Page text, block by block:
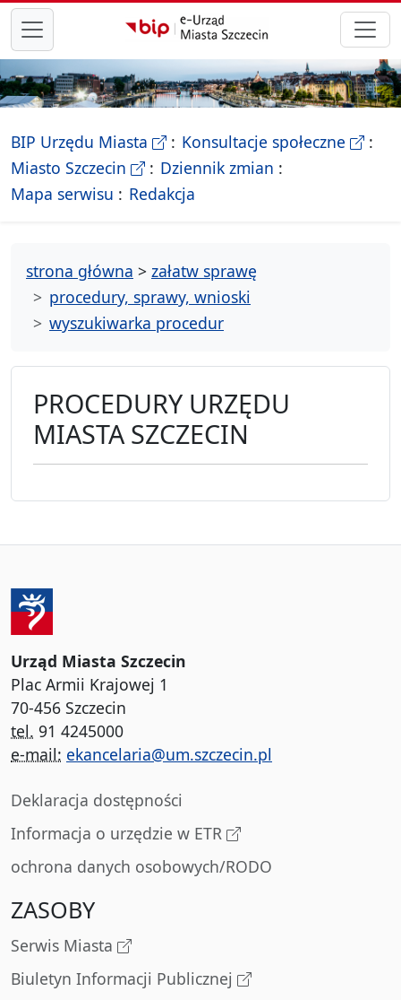
przejdź do głównego menu
BIP Urzędu Miasta - Biletyn Informacji Publicznej
Konsultacje społeczne-
Miasto Szczecin - Oficjalna strona Miasta Szczecin
Dziennik zmian
Mapa serwisu - drzewko rozdziałów
Redakcja
strona główna > załatw sprawę
procedury, sprawy, wnioski
wyszukiwarka procedur
PROCEDURY URZĘDU
MIASTA SZCZECIN
Urząd Miasta Szczecin
Plac Armii Krajowej 1
70-456 Szczecin
tel. 91 4245000
e-mail: ekancelaria@um.szczecin.pl
Deklaracja dostępności
Informacja o urzędzie w ETR
ochrona danych osobowych/RODO
ZASOBY
Serwis Miasta
Biuletyn Informacji Publicznej